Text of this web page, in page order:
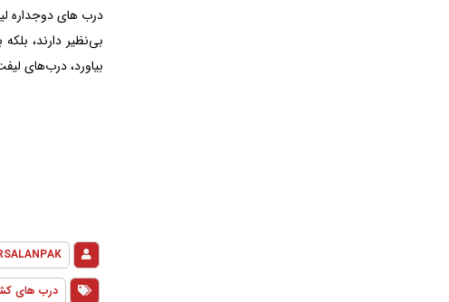
درب های دوجداره
بی‌نظیر دارند،
بیاورد، درب‌های
درب‌ های